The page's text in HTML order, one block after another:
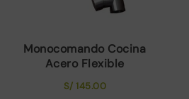
Monocomando Cocina
Acero Flexible
S/ 145.00